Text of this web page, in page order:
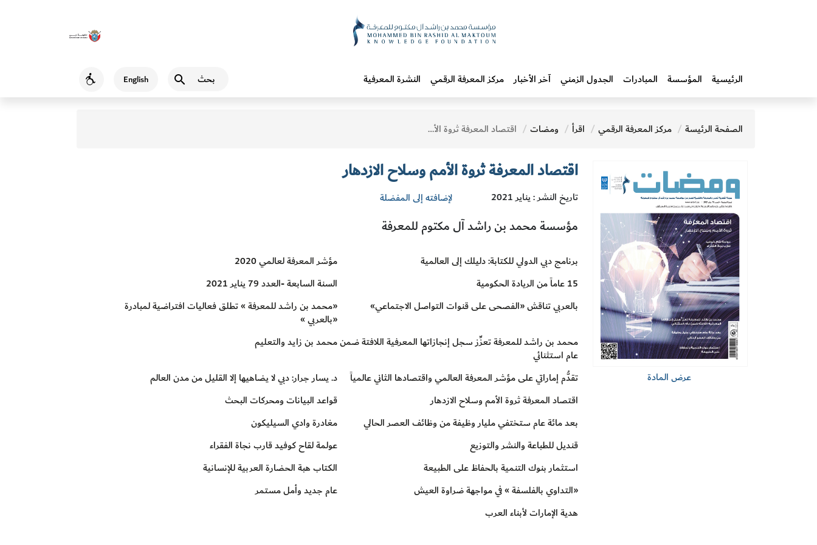
English
Accessibility الرئيسية المؤسسة المبادرات‎ الجدول الزمني آخر الأخبار مركز المعرفة الرقمي النشرة المعرفية
الصفحة الرئيسة مركز المعرفة الرقمي اقرأ ومضات اقتصاد المعرفة ثروة الأمم وسلاح الازدهار
عرض المادة
اقتصاد المعرفة ثروة الأمم وسلاح الازدهار
تاريخ النشر : يناير 2021 لإضافته إلى المفضلة
مؤسسة محمد بن راشد آل مكتوم للمعرفة
برنامج دبي الدولي للكتابة: دليلك إلى العالمية
مؤشر المعرفة لعالمي 2020
15 عاماً من الريادة الحكومية
السنة السابعة -العدد 79 يناير 2021
بالعربي تناقش «الفصحى على قنوات التواصل الاجتماعي»
«محمد بن راشد للمعرفة » تطلق فعاليات افتراضية لمبادرة
«بالعربي »
محمد بن راشد للمعرفة تعزِّز سجل إنجازاتها المعرفية اللافتة ضمن
عام استثنائي
محمد بن زايد والتعليم
تقدُّم إماراتي على مؤشر المعرفة العالمي واقتصادها الثاني عالمياً
د. يسار جرار: دبي لا يضاهيها إلا القليل من مدن العالم
اقتصاد المعرفة ثروة الأمم وسلاح الازدهار
قواعد البيانات ومحركات البحث
بعد مائة عام ستختفي مليار وظيفة من وظائف العصر الحالي
مغادرة وادي السيليكون
قنديل للطباعة والنشر والتوزيع
عولمة لقاح كوفيد قارب نجاة الفقراء
استثمار بنوك التنمية بالحفاظ على الطبيعة
الكتاب هبة الحضارة العربية للإنسانية
«التداوي بالفلسفة » في مواجهة ضراوة العيش
عام جديد وأمل مستمر
هدية الإمارات لأبناء العرب